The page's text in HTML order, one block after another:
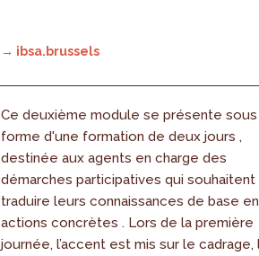
→ ibsa.brussels
Ce deuxième module se présente sous
forme d'une formation de deux jours ,
destinée aux agents en charge des
démarches participatives qui souhaitent
traduire leurs connaissances de base en
actions concrètes . Lors de la première
journée, l’accent est mis sur le cadrage,